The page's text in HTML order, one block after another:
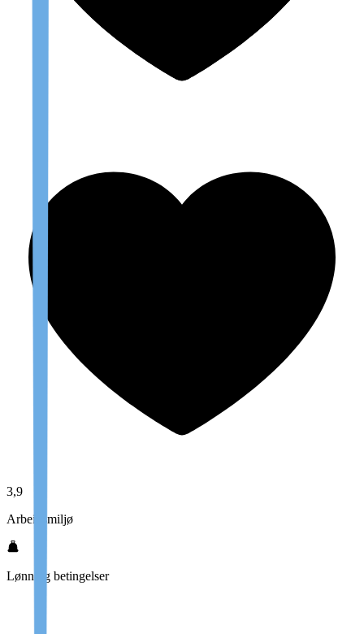
3,9
Arbeidsmiljø
Lønn og betingelser